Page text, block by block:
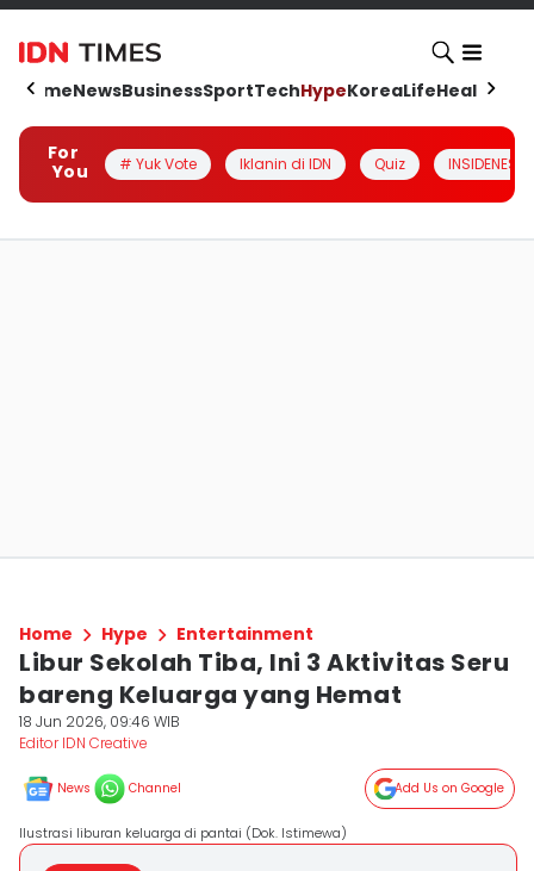
HomeNewsBusinessSportTechHypeKoreaLifeHealth
For
You
# Yuk Vote Iklanin di IDN Quiz INSIDENESIA
Home Hype Entertainment
Libur Sekolah Tiba, Ini 3 Aktivitas Seru
bareng Keluarga yang Hemat
18 Jun 2026, 09:46 WIB
Editor IDN Creative
News Channel Add Us on Google
Ilustrasi liburan keluarga di pantai (Dok. Istimewa)